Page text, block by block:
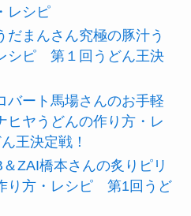
レシピ
だまんさん究極の豚汁う
シピ 第１回うどん王決
バート馬場さんのお手軽
ヒヤうどんの作り方・レ
王決定戦！
＆ZAI橋本さんの炙りピリ
り方・レシピ 第1回うど